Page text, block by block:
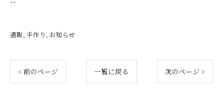
通販 手作り お知らせ
< 前のページ 一覧に戻る 次のページ >